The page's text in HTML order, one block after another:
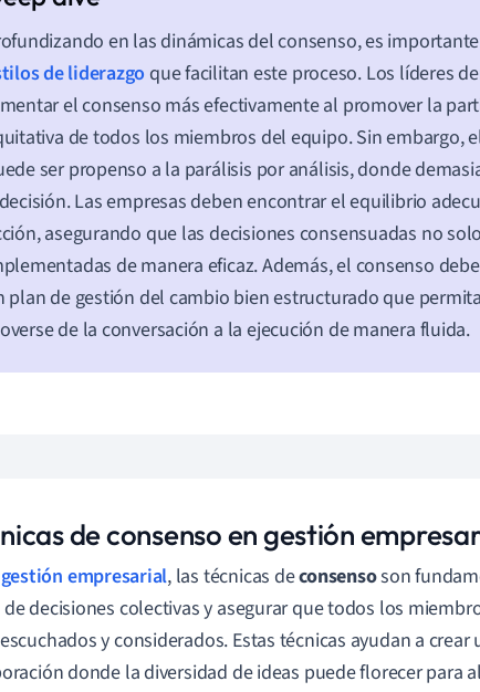
en las dinámicas del consenso, es
de liderazgo que facilitan este proceso. Los líderes
el consenso más efectivamente al promover la
de todos los miembros del equipo. Sin embargo,
ser propenso a la parálisis por análisis, donde
Las empresas deben encontrar el equilibrio
asegurando que las decisiones consensuadas no
de manera eficaz. Además, el consenso
plan de gestión del cambio bien estructurado que
de la conversación a la ejecución de manera fluida.
de consenso en gestión
gestión empresarial, las técnicas deconsensoson
decisiones colectivas y asegurar que todos los
y considerados. Estas técnicas ayudan a
donde la diversidad de ideas puede florecer para